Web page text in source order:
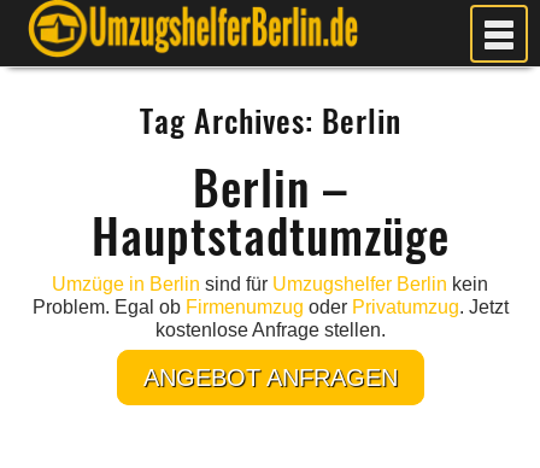
MEIN UMZUG
PREISE
ANFRAGE
FOTOS
UMZUGSPLANUNG
WEITERE DIENSTLEISTUNGEN
AKTUELLES
BLOG
UMZUGSKOSTEN RECHNER
Tag Archives: Berlin
Berlin –
Hauptstadtumzüge
Umzüge in Berlin sind für Umzugshelfer Berlin kein
Problem. Egal ob Firmenumzug oder Privatumzug. Jetzt
kostenlose Anfrage stellen.
ANGEBOT ANFRAGEN